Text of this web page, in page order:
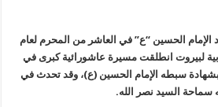
الإمام الحسين “ع” في العاشر من المحرم لعام
لبيروت انطلقت مسيرة عاشورائية كبرى في
سبطه الإمام الحسين (ع)، وقد تحدث في
سماحة السيد نصر الله.